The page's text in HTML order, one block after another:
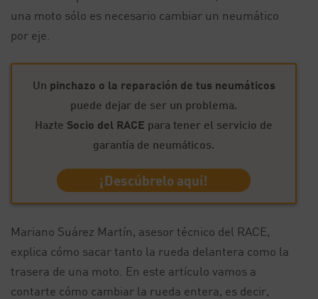
una moto sólo es necesario cambiar un neumático
por eje.
Un pinchazo o la reparación de tus neumáticos
puede dejar de ser un problema.
Hazte Socio del RACE para tener el servicio de
garantía de neumáticos.
¡Descúbrelo aquí!
Mariano Suárez Martín, asesor técnico del RACE,
explica cómo sacar tanto la rueda delantera como la
trasera de una moto. En este artículo vamos a
contarte cómo cambiar la rueda entera, es decir,